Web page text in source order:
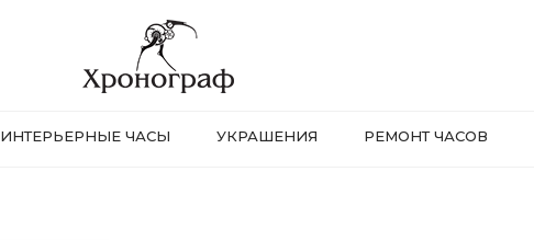
ИНТЕРЬЕРНЫЕ ЧАСЫ УКРАШЕНИЯ РЕМОНТ ЧАСОВ